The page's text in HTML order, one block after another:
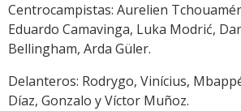
Centrocampistas: Aurelien
Eduardo Camavinga, Luka Modrić,
Bellingham, Arda Güler.
Delanteros: Rodrygo, Vinícius,
Díaz, Gonzalo y Víctor Muñoz.